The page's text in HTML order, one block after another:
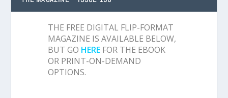
THE FREE DIGITAL FLIP-FORMAT
MAGAZINE IS AVAILABLE BELOW,
BUT GO HERE FOR THE EBOOK
OR PRINT-ON-DEMAND
OPTIONS.